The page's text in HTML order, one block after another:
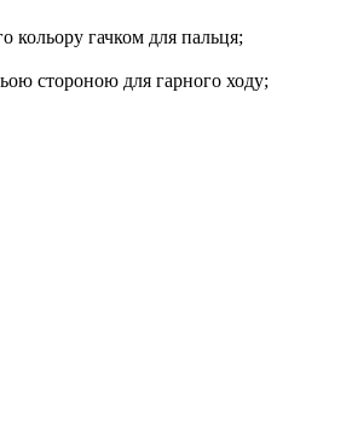
кольору гачком для пальця;
стороною для гарного ходу;